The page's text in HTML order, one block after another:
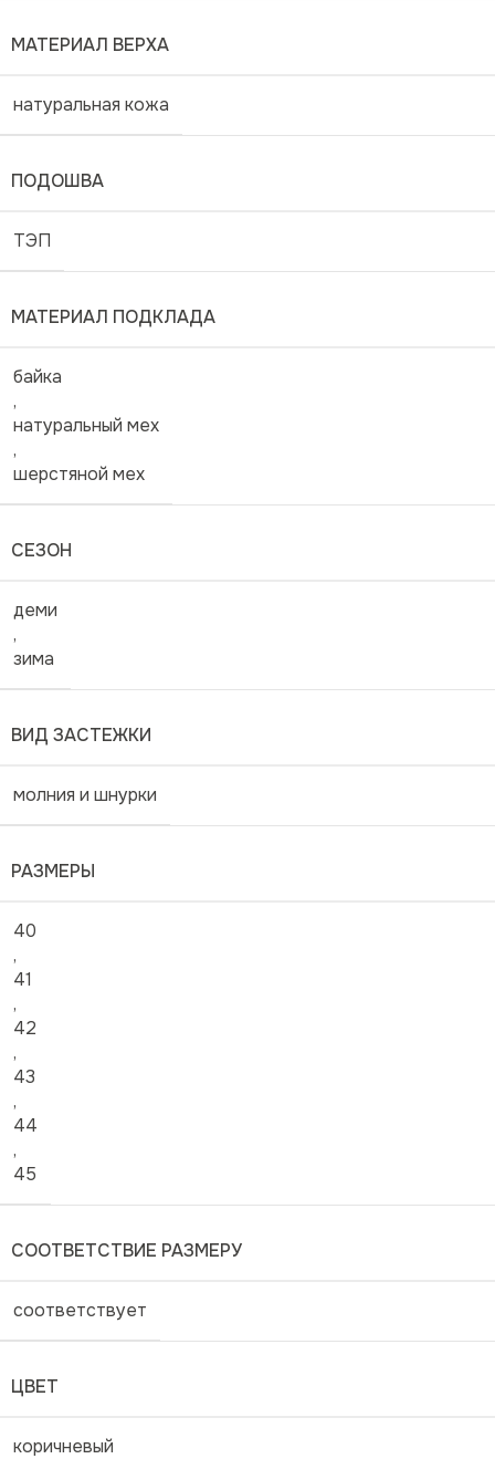
МАТЕРИАЛ ВЕРХА
натуральная кожа
ПОДОШВА
ТЭП
МАТЕРИАЛ ПОДКЛАДА
байка
,
натуральный мех
,
шерстяной мех
СЕЗОН
деми
,
зима
ВИД ЗАСТЕЖКИ
молния и шнурки
РАЗМЕРЫ
40
,
41
,
42
,
43
,
44
,
45
СООТВЕТСТВИЕ РАЗМЕРУ
соответствует
ЦВЕТ
коричневый